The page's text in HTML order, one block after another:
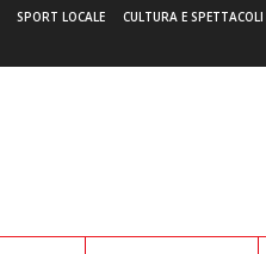
SPORT LOCALE CULTURA E SPETTACOLI